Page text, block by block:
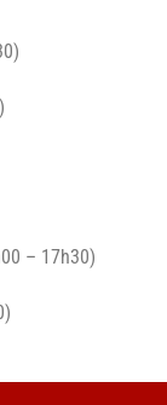
– 17h30)